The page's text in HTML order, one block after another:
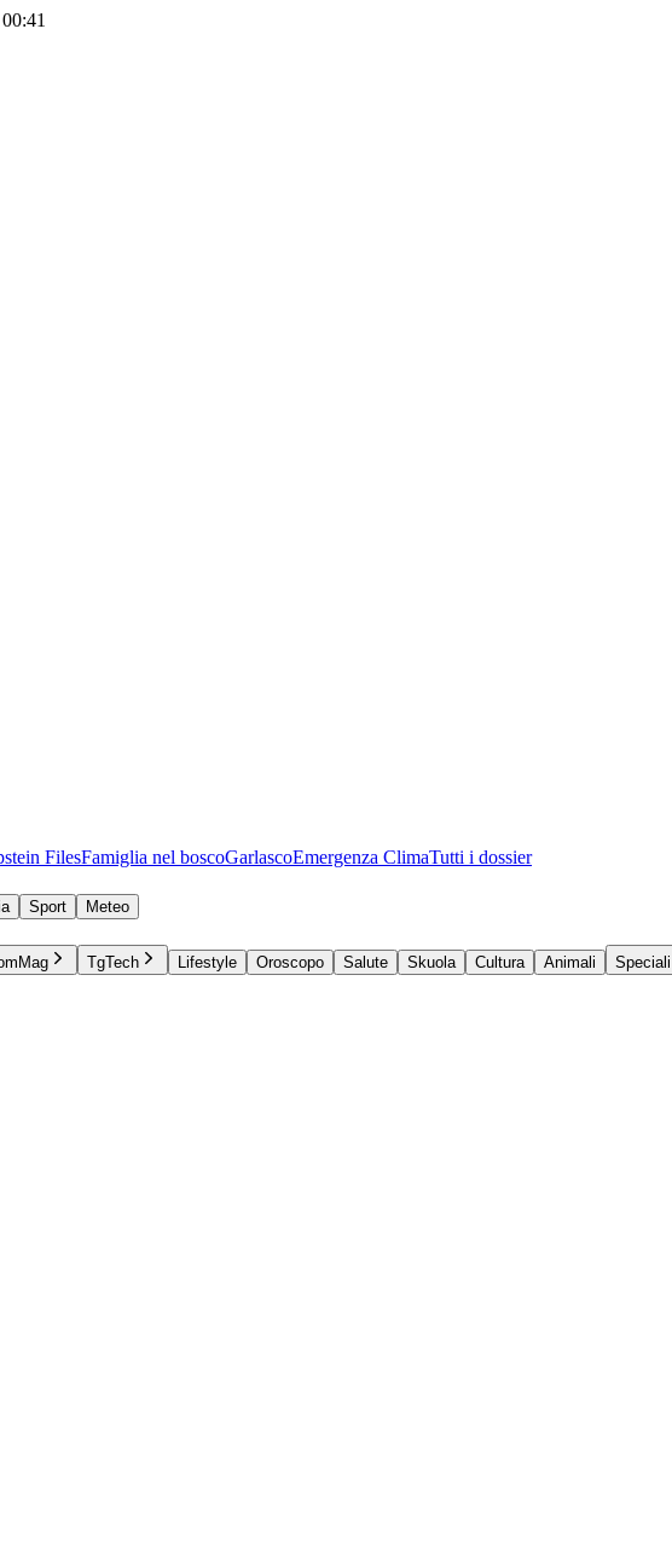
00:41
FilesFamiglia nel boscoGarlascoEmergenza ClimaTutti i dossier
Sport
Meteo
TgTech Lifestyle Oroscopo Salute Skuola Cultura Animali
Speciali